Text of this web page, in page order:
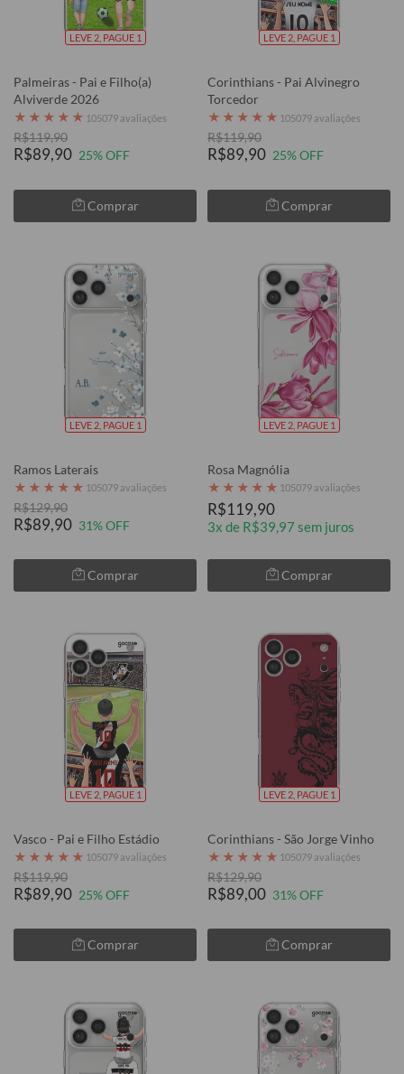
LEVE 2, PAGUE 1
Palmeiras - Pai e Filho(a)
Alviverde 2026
★ ★ ★ ★ ★ 105079 avaliações
R$119,90
R$89,90 25% OFF
Comprar
LEVE 2, PAGUE 1
Corinthians - Pai Alvinegro
Torcedor
★ ★ ★ ★ ★ 105079 avaliações
R$119,90
R$89,90 25% OFF
Comprar
LEVE 2, PAGUE 1
Ramos Laterais
★ ★ ★ ★ ★ 105079 avaliações
R$129,90
R$89,90 31% OFF
Comprar
LEVE 2, PAGUE 1
Rosa Magnólia
★ ★ ★ ★ ★ 105079 avaliações
R$119,90
3x de R$39,97 sem juros
Comprar
LEVE 2, PAGUE 1
Vasco - Pai e Filho Estádio
★ ★ ★ ★ ★ 105079 avaliações
R$119,90
R$89,90 25% OFF
Comprar
LEVE 2, PAGUE 1
Corinthians - São Jorge Vinho
★ ★ ★ ★ ★ 105079 avaliações
R$129,90
R$89,00 31% OFF
Comprar